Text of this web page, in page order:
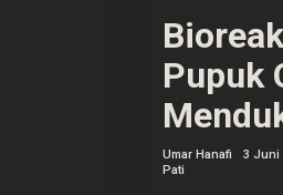
Pupuk
Umar Hanafi
3 Juni
Pati